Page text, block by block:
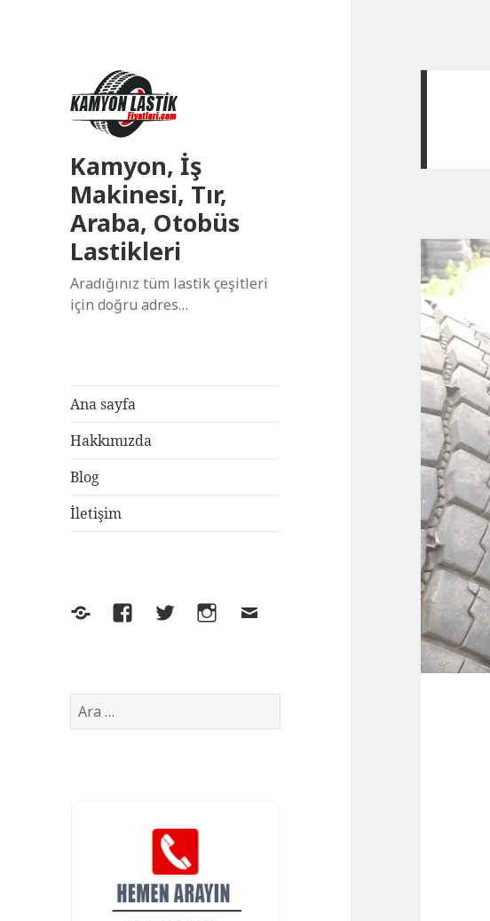
Kamyon, İş
Makinesi, Tır,
Araba, Otobüs
Lastikleri
Aradığınız tüm lastik çeşitleri
için doğru adres…
Ana sayfa
Hakkımızda
Blog
İletişim
Yelp FacebookTwitterInstagram
E-
Arama: